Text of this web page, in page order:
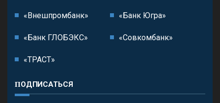
«Внешпромбанк» «Банк Югра»
«Банк ГЛОБЭКС» «Совкомбанк»
«ТРАСТ»
ПОДПИСАТЬСЯ